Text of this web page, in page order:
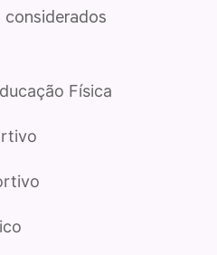
considerados
Física